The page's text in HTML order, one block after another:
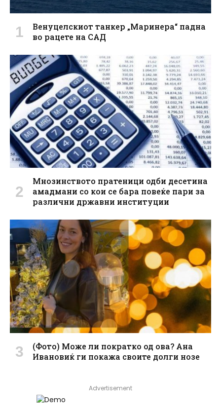
Венуцелскиот танкер „Маринера“ падна
во рацете на САД
Мнозинството пратеници одби десетина
амадмани со кои се бара повеќе пари за
различни државни институции
(Фото) Може ли пократко од ова? Ана
Ивановиќ ги покажа своите долги нозе
Advertisement